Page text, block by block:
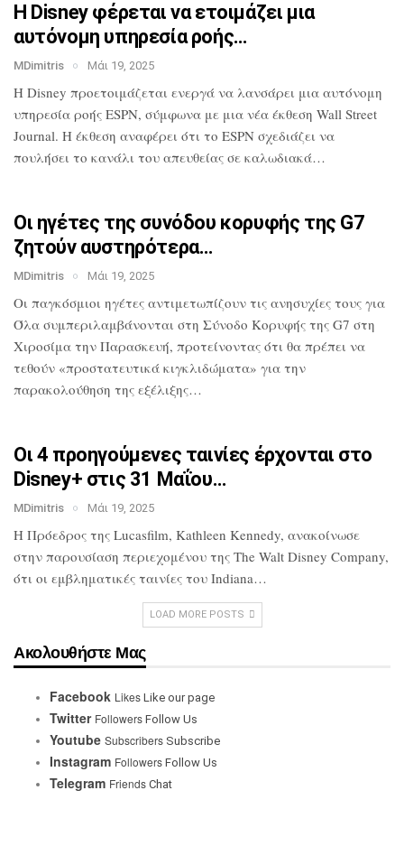
Η Disney φέρεται να ετοιμάζει μια
αυτόνομη υπηρεσία ροής…
MDimitris Μάι 19, 2025
Η Disney προετοιμάζεται ενεργά να λανσάρει μια αυτόνομη
υπηρεσία ροής ESPN, σύμφωνα με μια νέα έκθεση Wall Street
Journal. Η έκθεση αναφέρει ότι το ESPN σχεδιάζει να
πουλήσει το κανάλι του απευθείας σε καλωδιακά…
Οι ηγέτες της συνόδου κορυφής της G7
ζητούν αυστηρότερα…
MDimitris Μάι 19, 2025
Οι παγκόσμιοι ηγέτες αντιμετωπίζουν τις ανησυχίες τους για
Όλα συμπεριλαμβάνονται στη Σύνοδο Κορυφής της G7 στη
Χιροσίμα την Παρασκευή, προτείνοντας ότι θα πρέπει να
τεθούν «προστατευτικά κιγκλιδώματα» για την
παρακολούθηση της εξέλιξης…
Οι 4 προηγούμενες ταινίες έρχονται στο
Disney+ στις 31 Μαΐου…
MDimitris Μάι 19, 2025
Η Πρόεδρος της Lucasfilm, Kathleen Kennedy, ανακοίνωσε
στην παρουσίαση περιεχομένου της The Walt Disney Company,
ότι οι εμβληματικές ταινίες του Indiana…
LOAD MORE POSTS
Ακολουθήστε Μας
Facebook Likes Like our page
Twitter Followers Follow Us
Youtube Subscribers Subscribe
Instagram Followers Follow Us
Telegram Friends Chat